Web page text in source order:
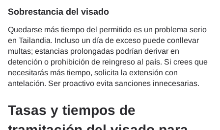
Sobrestancia del visado
Quedarse más tiempo del permitido es un problema serio
en Tailandia. Incluso un día de exceso puede conllevar
multas; estancias prolongadas podrían derivar en
detención o prohibición de reingreso al país. Si crees que
necesitarás más tiempo, solicita la extensión con
antelación. Ser proactivo evita sanciones innecesarias.
Tasas y tiempos de